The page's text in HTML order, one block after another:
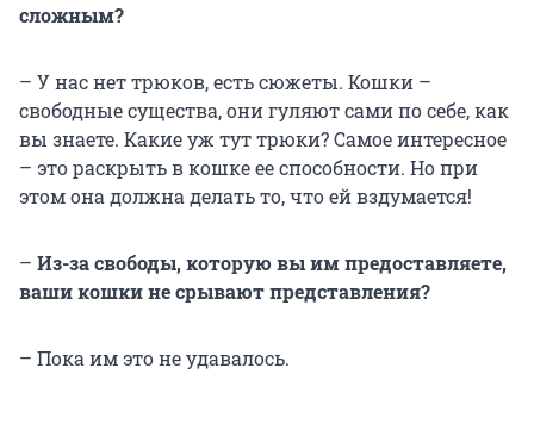
сложным?
– У нас нет трюков, есть сюжеты. Кошки –
свободные существа, они гуляют сами по себе, как
вы знаете. Какие уж тут трюки? Самое интересное
– это раскрыть в кошке ее способности. Но при
этом она должна делать то, что ей вздумается!
– Из-за свободы, которую вы им предоставляете,
ваши кошки не срывают представления?
– Пока им это не удавалось.